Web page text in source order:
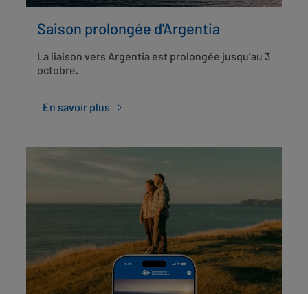
Saison prolongée d'Argentia
La liaison vers Argentia est prolongée jusqu’au 3
octobre.
En savoir plus